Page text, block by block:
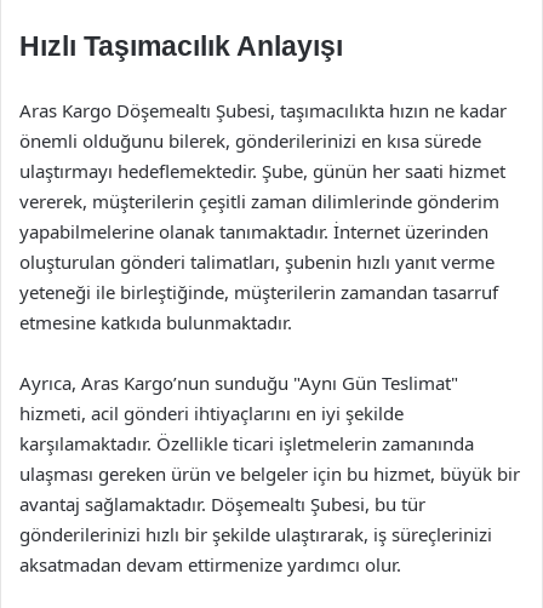
Hızlı Taşımacılık Anlayışı
Aras Kargo Döşemealtı Şubesi, taşımacılıkta hızın ne kadar
önemli olduğunu bilerek, gönderilerinizi en kısa sürede
ulaştırmayı hedeflemektedir. Şube, günün her saati hizmet
vererek, müşterilerin çeşitli zaman dilimlerinde gönderim
yapabilmelerine olanak tanımaktadır. İnternet üzerinden
oluşturulan gönderi talimatları, şubenin hızlı yanıt verme
yeteneği ile birleştiğinde, müşterilerin zamandan tasarruf
etmesine katkıda bulunmaktadır.
Ayrıca, Aras Kargo’nun sunduğu "Aynı Gün Teslimat"
hizmeti, acil gönderi ihtiyaçlarını en iyi şekilde
karşılamaktadır. Özellikle ticari işletmelerin zamanında
ulaşması gereken ürün ve belgeler için bu hizmet, büyük bir
avantaj sağlamaktadır. Döşemealtı Şubesi, bu tür
gönderilerinizi hızlı bir şekilde ulaştırarak, iş süreçlerinizi
aksatmadan devam ettirmenize yardımcı olur.